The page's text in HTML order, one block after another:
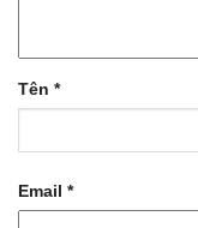
Tên *
Email *